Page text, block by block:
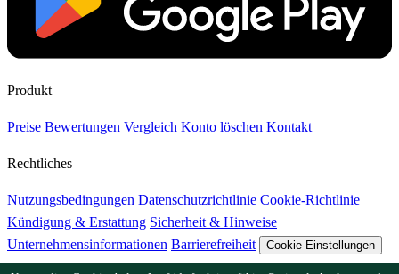
Produkt
Preise Bewertungen Vergleich Konto löschen Kontakt
Rechtliches
Nutzungsbedingungen Datenschutzrichtlinie Cookie-Richtlinie
Kündigung & Erstattung Sicherheit & Hinweise
Unternehmensinformationen Barrierefreiheit Cookie-Einstellungen